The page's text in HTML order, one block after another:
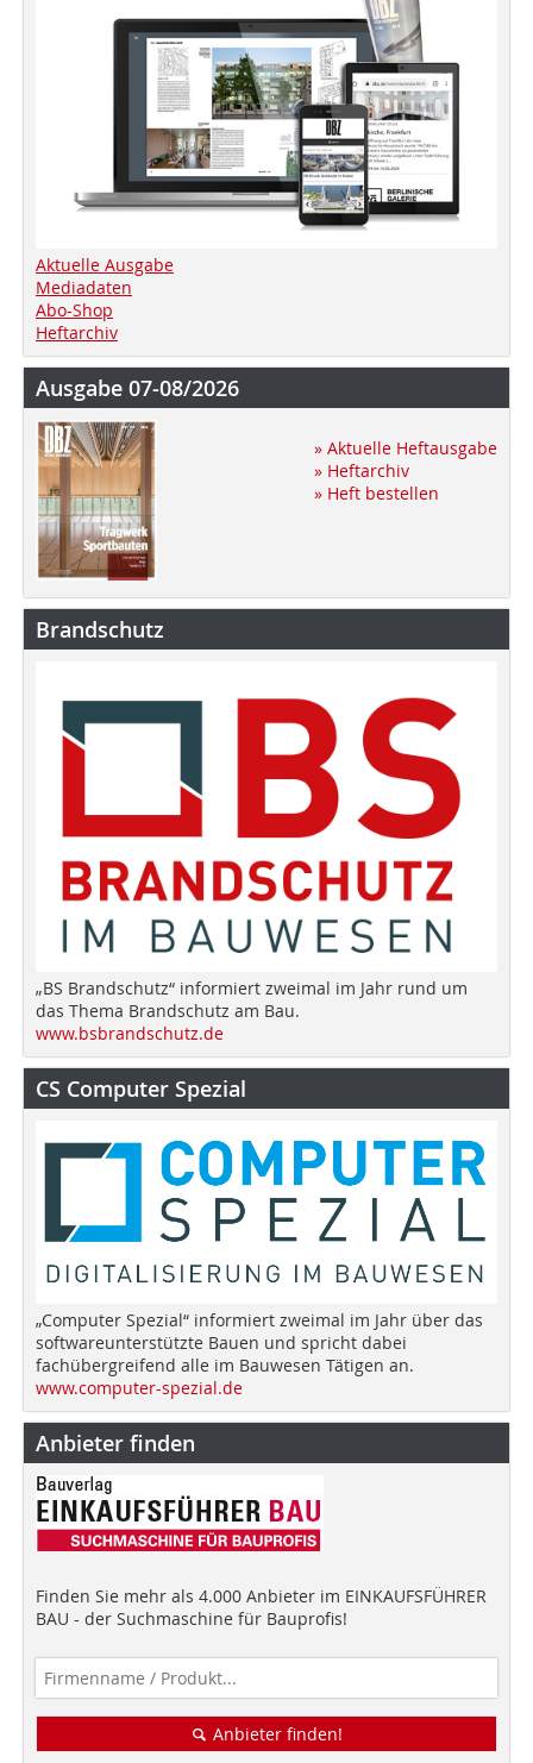
Aktuelle Ausgabe
Mediadaten
Abo-Shop
Heftarchiv
Ausgabe 07-08/2026
» Aktuelle Heftausgabe
» Heftarchiv
» Heft bestellen
Brandschutz
„BS Brandschutz“ informiert zweimal im Jahr rund um
das Thema Brandschutz am Bau.
www.bsbrandschutz.de
CS Computer Spezial
„Computer Spezial“ informiert zweimal im Jahr über das
softwareunterstützte Bauen und spricht dabei
fachübergreifend alle im Bauwesen Tätigen an.
www.computer-spezial.de
Anbieter finden
Finden Sie mehr als 4.000 Anbieter im EINKAUFSFÜHRER
BAU - der Suchmaschine für Bauprofis!
Anbieter finden!